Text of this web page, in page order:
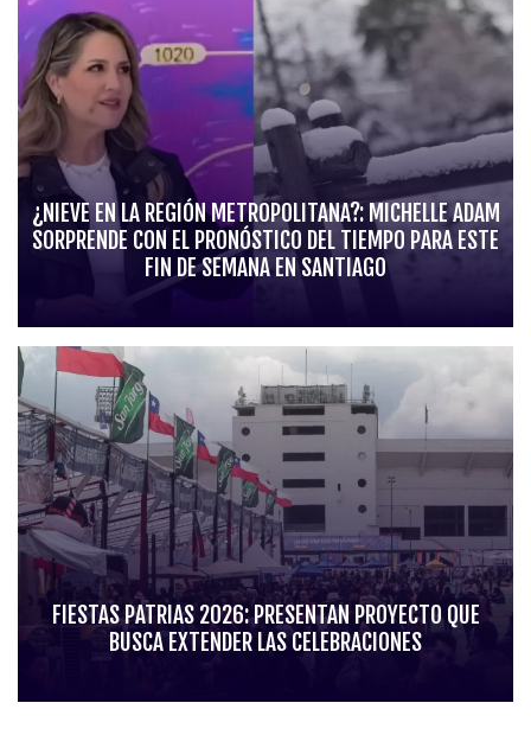
¿NIEVE EN LA REGIÓN METROPOLITANA?: MICHELLE ADAM
SORPRENDE CON EL PRONÓSTICO DEL TIEMPO PARA ESTE
FIN DE SEMANA EN SANTIAGO
FIESTAS PATRIAS 2026: PRESENTAN PROYECTO QUE
BUSCA EXTENDER LAS CELEBRACIONES